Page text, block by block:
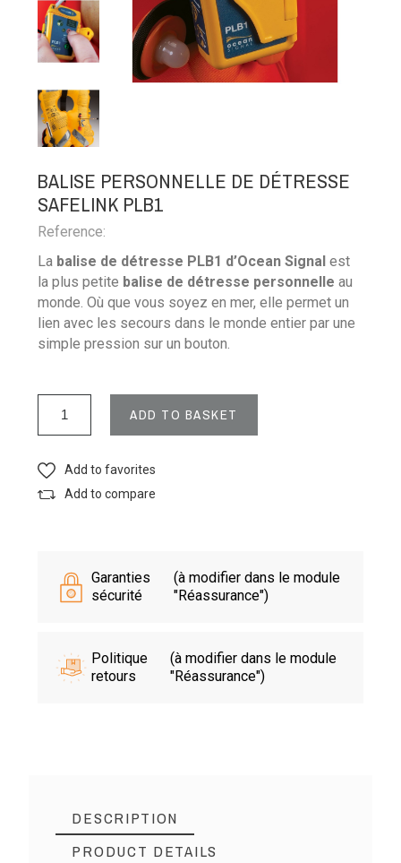
BALISE PERSONNELLE DE DÉTRESSE
SAFELINK PLB1
Reference:
La balise de détresse PLB1 d’Ocean Signal est
la plus petite balise de détresse personnelle au
monde. Où que vous soyez en mer, elle permet un
lien avec les secours dans le monde entier par une
simple pression sur un bouton.
ADD TO BASKET
Add to favorites
Add to compare
Garanties
sécurité
(à modifier dans le module
"Réassurance")
Politique
retours
(à modifier dans le module
"Réassurance")
DESCRIPTION
PRODUCT DETAILS